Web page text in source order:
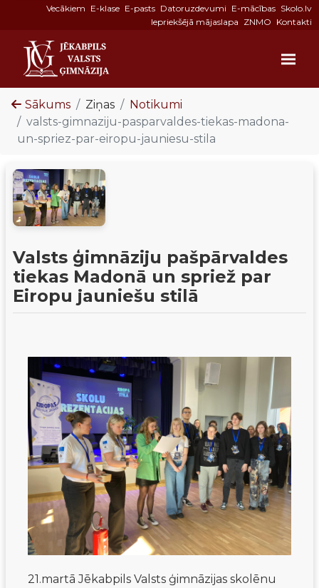
Vecākiem E-klase E-pasts Datoruzdevumi E-mācības Skolo.lv
Iepriekšējā mājaslapa ZNMO Kontakti
Sākums Ziņas
Notikumi
valsts-gimnaziju-pasparvaldes-tiekas-madona-
un-spriez-par-eiropu-jauniesu-stila
Valsts ģimnāziju pašpārvaldes
tiekas Madonā un spriež par
Eiropu jauniešu stilā
21.martā Jēkabpils Valsts ģimnāzijas skolēnu